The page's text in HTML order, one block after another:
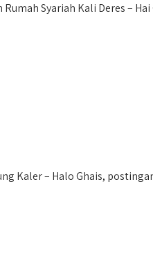
Syariah Kali Deres –
Kaler – Halo Ghais,